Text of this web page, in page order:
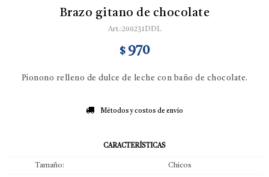
Brazo gitano de chocolate
200231DDL
$ 970
Pionono relleno de dulce de leche con baño de chocolate.
Métodos y costos de envío
CARACTERÍSTICAS
Tamaño Chicos